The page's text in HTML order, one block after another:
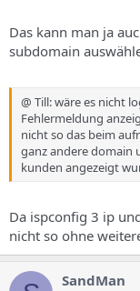
Das kann man ja
subdomain
@ Till: wäre es nicht
Fehlermeldung
nicht so das beim
ganz andere domain
kunden angezeigt
Da ispconfig 3 ip
nicht so ohne
SandMan